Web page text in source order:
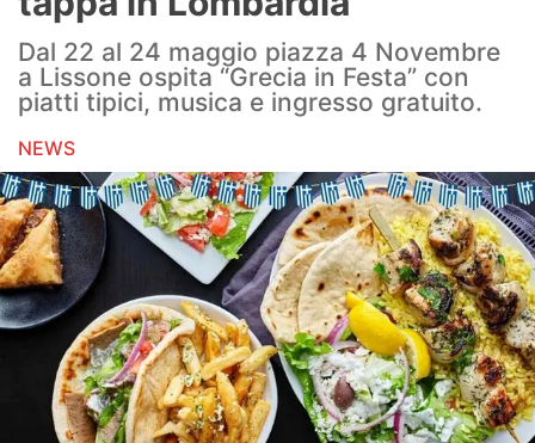
AC Monza
Calcio
Motori
Volley
Hockey
Altri sport
Hockey
Pallanuoto
Dal 22 al 24 maggio piazza 4 Novembre
a Lissone ospita “Grecia in Festa” con
piatti tipici, musica e ingresso gratuito.
NEWS